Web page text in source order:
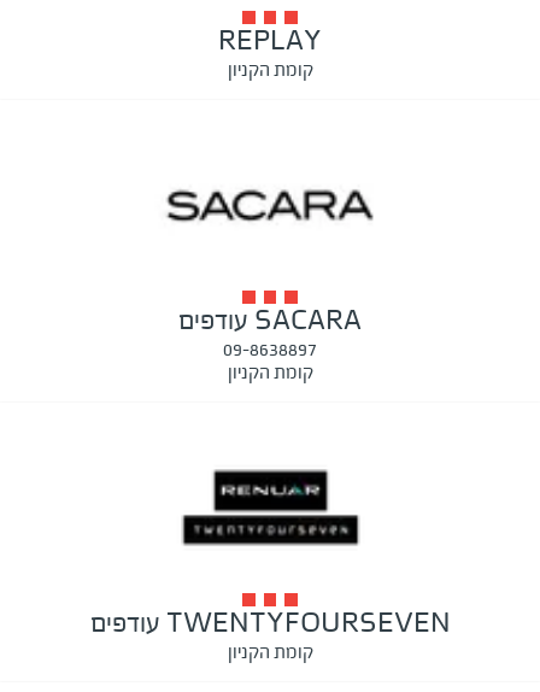
REPLAY
קומת הקניון
SACARA עודפים
09-8638897
קומת הקניון
TWENTYFOURSEVEN עודפים
קומת הקניון